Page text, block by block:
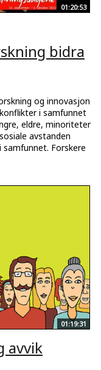
01:20:53
bidra
og innovasjon
i samfunnet
eldre, minoriteter
avstanden
Forskere
01:19:31
avvik